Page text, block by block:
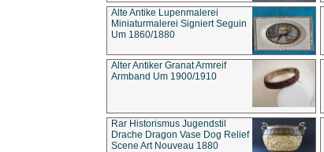
Alte Antike Lupenmalerei
Miniaturmalerei Signiert Seguin
Um 1860/1880
Alter Antiker Granat Armreif
Armband Um 1900/1910
Rar Historismus Jugendstil
Drache Dragon Vase Dog Relief
Scene Art Nouveau 1880